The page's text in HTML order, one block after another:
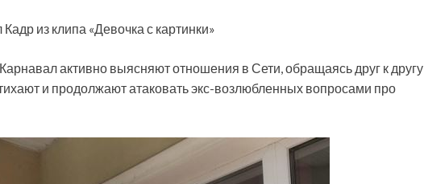
из клипа «Девочка с картинки»
активно выясняют отношения в Сети, обращаясь друг к другу
и продолжают атаковать экс-возлюбленных вопросами про